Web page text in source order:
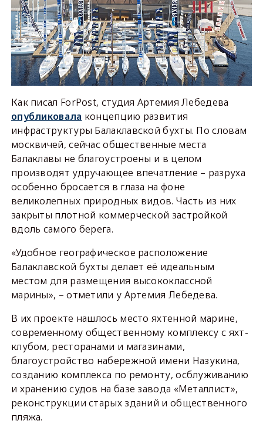
Как писал ForPost, студия Артемия Лебедева
опубликовала концепцию развития
инфраструктуры Балаклавской бухты. По словам
москвичей, сейчас общественные места
Балаклавы не благоустроены и в целом
производят удручающее впечатление – разруха
особенно бросается в глаза на фоне
великолепных природных видов. Часть из них
закрыты плотной коммерческой застройкой
вдоль самого берега.
«Удобное географическое расположение
Балаклавской бухты делает её идеальным
местом для размещения высококлассной
марины», – отметили у Артемия Лебедева.
В их проекте нашлось место яхтенной марине,
современному общественному комплексу с яхт-
клубом, ресторанами и магазинами,
благоустройство набережной имени Назукина,
созданию комплекса по ремонту, осблуживанию
и хранению судов на базе завода «Металлист»,
реконструкции старых зданий и общественного
пляжа.